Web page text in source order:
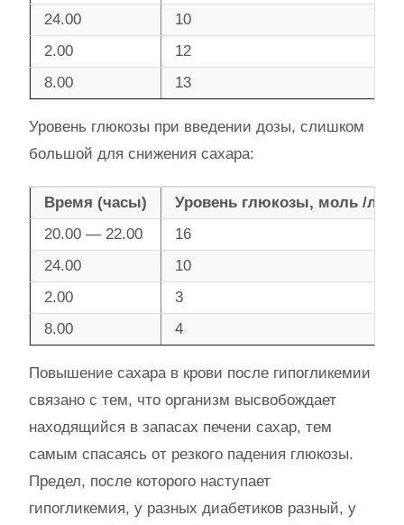
24.00
10
2.00
12
8.00
13
Уровень глюкозы при введении дозы, слишком
большой для снижения сахара:
Время (часы)
Уровень глюкозы, моль /л
20.00 — 22.00
16
24.00
10
2.00
3
8.00
4
Повышение сахара в крови после гипогликемии
связано с тем, что организм высвобождает
находящийся в запасах печени сахар, тем
самым спасаясь от резкого падения глюкозы.
Предел, после которого наступает
гипогликемия, у разных диабетиков разный, у